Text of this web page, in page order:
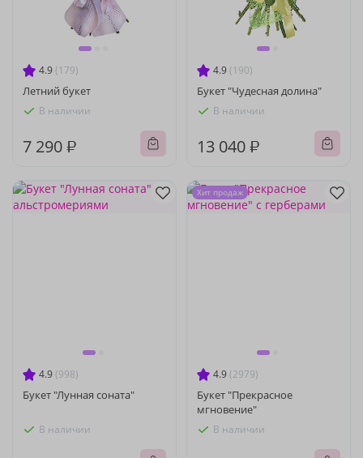
4.9 (179)
Летний букет
В наличии
7 290 ₽
4.9 (190)
Букет "Чудесная долина"
В наличии
13 040 ₽
4.9 (998)
Букет "Лунная соната"
В наличии
4.9 (2979)
Букет "Прекрасное
мгновение"
В наличии
Хит продаж